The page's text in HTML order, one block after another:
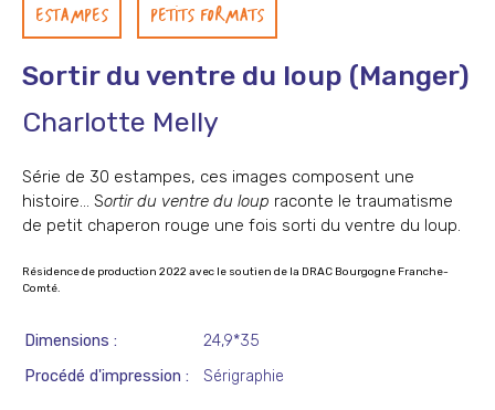
ESTAMPES PETITS FORMATS
Sortir du ventre du loup (Manger)
Charlotte Melly
Série de 30 estampes, ces images composent une
histoire… Sortir du ventre du loup raconte le traumatisme
de petit chaperon rouge une fois sorti du ventre du loup.
Résidence de production 2022 avec le soutien de la DRAC Bourgogne Franche-
Comté.
Dimensions
24,9*35
Procédé d'impression
Sérigraphie